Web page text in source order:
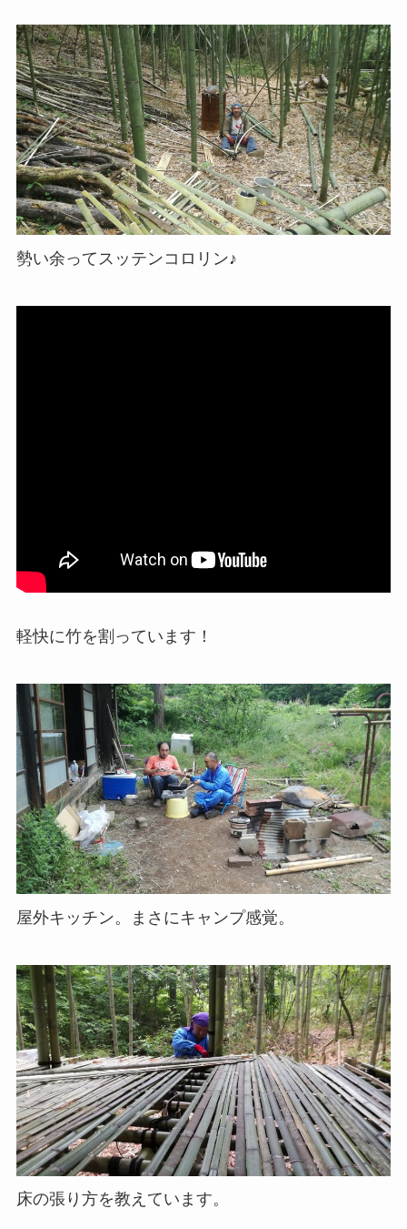
勢い余ってスッテンコロリン♪
軽快に竹を割っています！
屋外キッチン。まさにキャンプ感覚。
床の張り方を教えています。